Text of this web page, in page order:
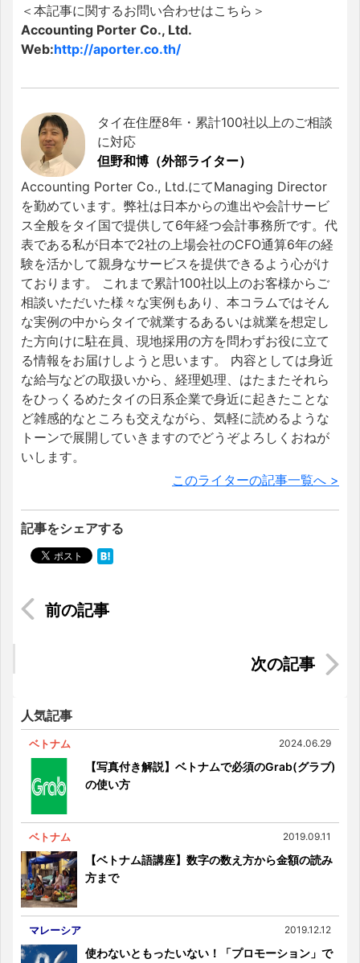
＜本記事に関するお問い合わせはこちら＞
Accounting Porter Co., Ltd.
Web:http://aporter.co.th/
タイ在住歴8年・累計100社以上のご相談
に対応
但野和博（外部ライター）
Accounting Porter Co., Ltd.にてManaging Director
を勤めています。弊社は日本からの進出や会計サービ
ス全般をタイ国で提供して6年経つ会計事務所です。代
表である私が日本で2社の上場会社のCFO通算6年の経
験を活かして親身なサービスを提供できるよう心がけ
ております。 これまで累計100社以上のお客様からご
相談いただいた様々な実例もあり、本コラムではそん
な実例の中からタイで就業するあるいは就業を想定し
た方向けに駐在員、現地採用の方を問わずお役に立て
る情報をお届けしようと思います。 内容としては身近
な給与などの取扱いから、経理処理、はたまたそれら
をひっくるめたタイの日系企業で身近に起きたことな
ど雑感的なところも交えながら、気軽に読めるような
トーンで展開していきますのでどうぞよろしくおねが
いします。
このライターの記事一覧へ >
記事をシェアする
写真付きで解説！ベトナムで買える日用品＆その
マレーシアの保育園・幼稚園事情｜園の紹介から
人気記事
ベトナム 2024.06.29
【写真付き解説】ベトナムで必須のGrab(グラブ)
の使い方
ベトナム 2019.09.11
【ベトナム語講座】数字の数え方から金額の読み
方まで
マレーシア 2019.12.12
使わないともったいない！「プロモーション」で